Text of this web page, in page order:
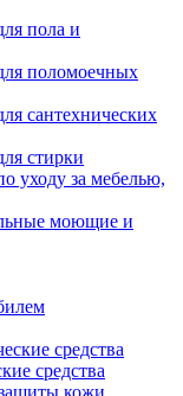
пола и
поломоечных
сантехнических
стирки
уходу за мебелью,
моющие и
средства
кожи